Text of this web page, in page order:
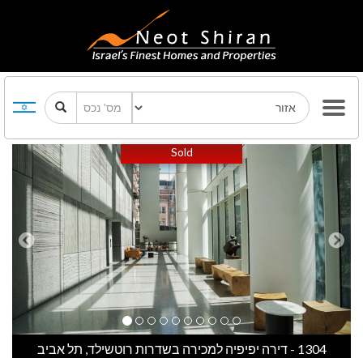
Sold
Previous Next
1304 - דירה יפיפיה למכירה בשדרות רוטשילד, תל אביב